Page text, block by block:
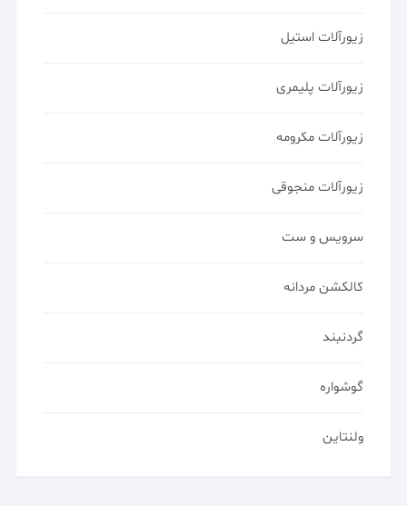
زیورآلات استیل
زیورآلات پلیمری
زیورآلات مکرومه
زیورآلات منجوقی
سرویس و ست
کالکشن مردانه
گردنبند
گوشواره
ولنتاین